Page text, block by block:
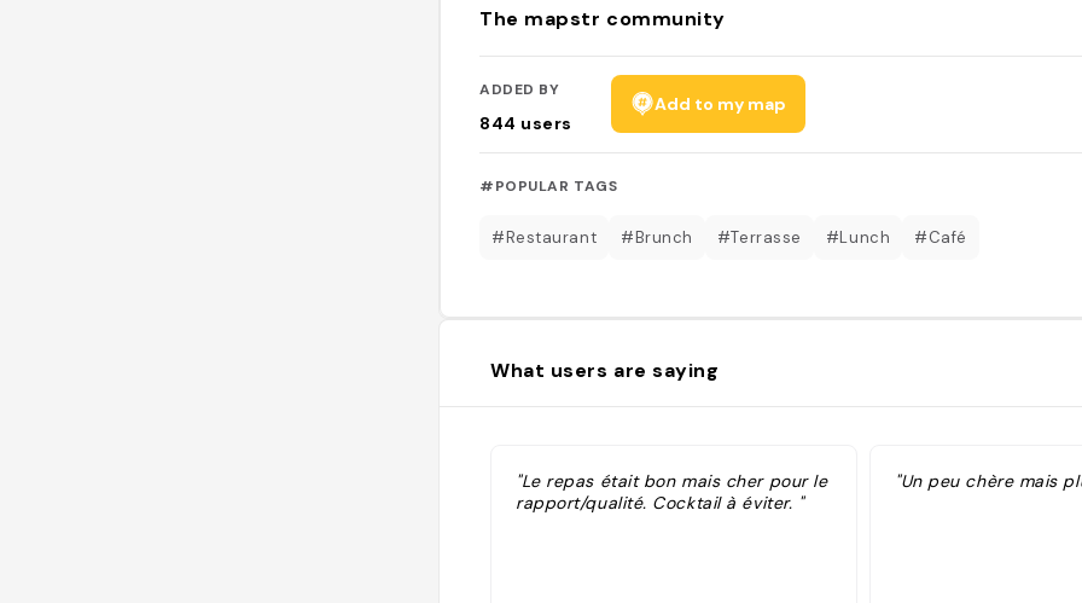
The mapstr community
ADDED BY
844 users
Add to my map
#POPULAR TAGS
#Restaurant #Brunch #Terrasse #Lunch #Café
What users are saying
"Le repas était bon mais cher pour le
rapport/qualité. Cocktail à éviter. "
"Un peu chère mais